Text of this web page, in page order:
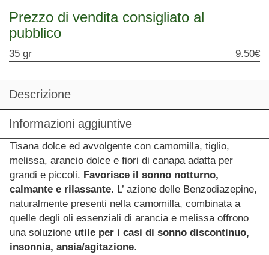
Prezzo di vendita consigliato al
pubblico
35 gr 9.50€
Descrizione
Informazioni aggiuntive
Tisana dolce ed avvolgente con camomilla, tiglio,
melissa, arancio dolce e fiori di canapa adatta per
grandi e piccoli. Favorisce il sonno notturno,
calmante e rilassante. L’ azione delle Benzodiazepine,
naturalmente presenti nella camomilla, combinata a
quelle degli oli essenziali di arancia e melissa offrono
una soluzione utile per i casi di sonno discontinuo,
insonnia, ansia/agitazione.